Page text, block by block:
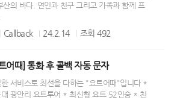
산의 바다. 연인과 친구 그리고 가족과 함께 프
Callback
24.2.14 조회492
어때] 통화 후 콜백 자동 문자
한 서비스로 최선을 다하는 "요트어때"입니다 *
대 광안리 요트투어 * 최신형 요트 52인승 * 친